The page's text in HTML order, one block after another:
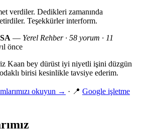
verdiler. Dedikleri zamanında
Teşekkürler interform.
— Yerel Rehber · 58 yorum · 11
önce
Kaan bey dürüst iyi niyetli işini düzgün
birisi kesinlikle tavsiye ederim.
okuyun → · 📍 Google işletme